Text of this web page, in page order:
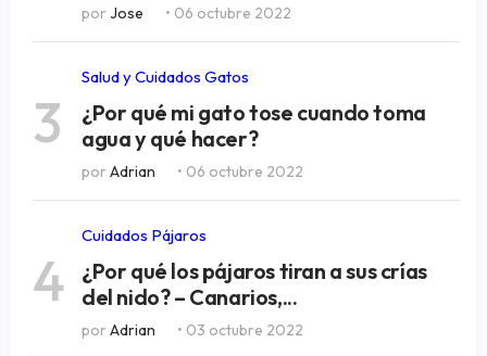
por Jose • 06 octubre 2022
3
Salud y Cuidados Gatos
¿Por qué mi gato tose cuando toma
agua y qué hacer?
por Adrian • 06 octubre 2022
4
Cuidados Pájaros
¿Por qué los pájaros tiran a sus crías
del nido? – Canarios,...
por Adrian • 03 octubre 2022